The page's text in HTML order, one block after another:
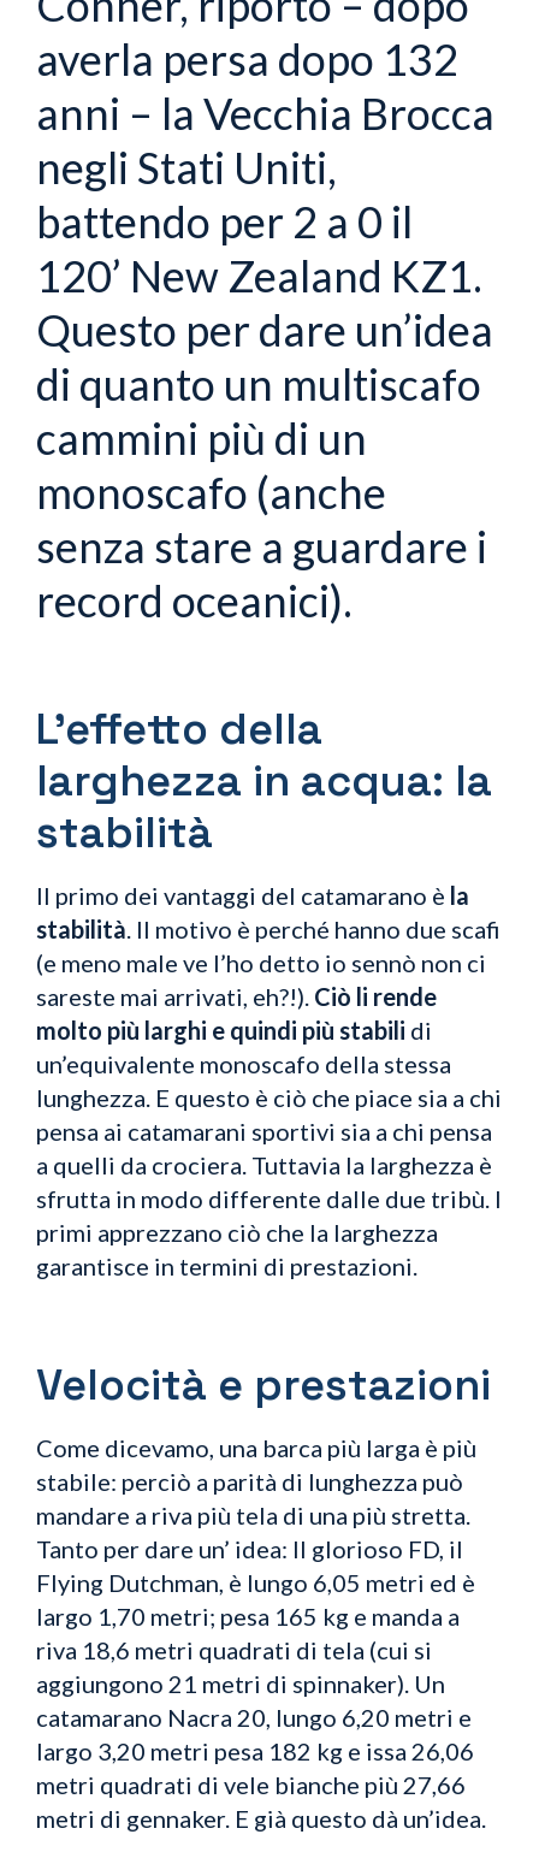
averla persa dopo 132
anni – la Vecchia Brocca
negli Stati Uniti,
battendo per 2 a 0 il
120’ New Zealand KZ1.
Questo per dare un’idea
di quanto un multiscafo
cammini più di un
monoscafo (anche
senza stare a guardare i
record oceanici).
L’effetto della
larghezza in acqua: la
stabilità
Il primo dei vantaggi del catamarano è la
stabilità. Il motivo è perché hanno due scafi
(e meno male ve l’ho detto io sennò non ci
sareste mai arrivati, eh?!). Ciò li rende
molto più larghi e quindi più stabili di
un’equivalente monoscafo della stessa
lunghezza. E questo è ciò che piace sia a chi
pensa ai catamarani sportivi sia a chi pensa
a quelli da crociera. Tuttavia la larghezza è
sfrutta in modo differente dalle due tribù. I
primi apprezzano ciò che la larghezza
garantisce in termini di prestazioni.
Velocità e prestazioni
Come dicevamo, una barca più larga è più
stabile: perciò a parità di lunghezza può
mandare a riva più tela di una più stretta.
Tanto per dare un’ idea: Il glorioso FD, il
Flying Dutchman, è lungo 6,05 metri ed è
largo 1,70 metri; pesa 165 kg e manda a
riva 18,6 metri quadrati di tela (cui si
aggiungono 21 metri di spinnaker). Un
catamarano Nacra 20, lungo 6,20 metri e
largo 3,20 metri pesa 182 kg e issa 26,06
metri quadrati di vele bianche più 27,66
metri di gennaker. E già questo dà un’idea.